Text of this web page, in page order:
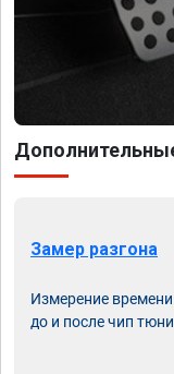
Замер разгона
Измерение
до и после чип